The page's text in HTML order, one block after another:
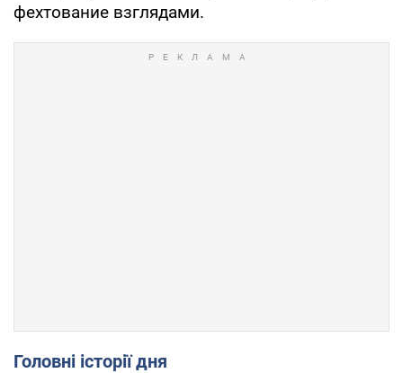
фехтование взглядами.
Головні історії дня